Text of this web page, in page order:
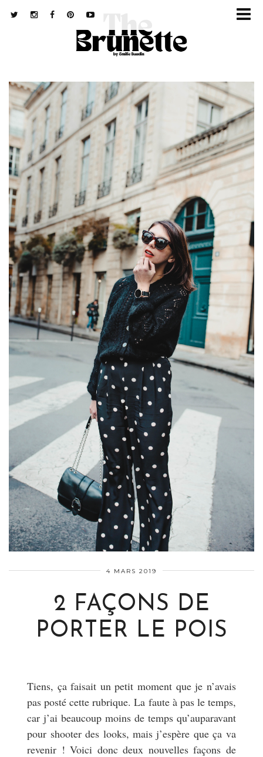
4 MARS 2019
2 FAÇONS DE
PORTER LE POIS
Tiens, ça faisait un petit moment que je n’avais
pas posté cette rubrique. La faute à pas le temps,
car j’ai beaucoup moins de temps qu’auparavant
pour shooter des looks, mais j’espère que ça va
revenir ! Voici donc deux nouvelles façons de